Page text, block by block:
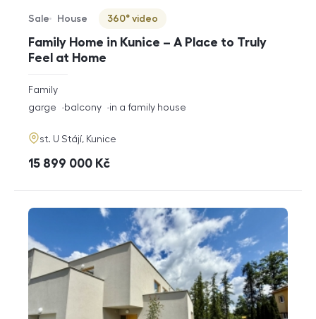
Family Home in Kunice – A Place to Truly
Feel at Home
Offer type
Sale
Property type
House
Virtuální prohlídka
360° video
rozměry
disposition
Family
funkce
garge balcony in a family house
adresa
st. U Stájí, Kunice
cena
15 899 000 Kč